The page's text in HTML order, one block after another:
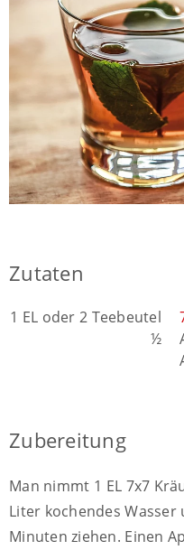
Zutaten
1 EL oder 2 Teebeutel
½
Zubereitung
Man nimmt 1 EL 7x7
Liter kochendes Wasser
Minuten ziehen. Einen